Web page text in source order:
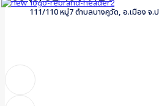
111/110 หมู่7 ตำบลบางคูวัด, อ.เมือง จ.